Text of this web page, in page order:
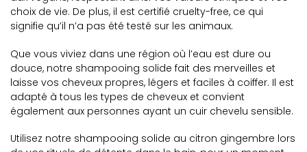
choix de vie. De plus, il est certifié cruelty-free, ce qui
signifie qu’il n’a pas été testé sur les animaux.
Que vous viviez dans une région où l’eau est dure ou
douce, notre shampooing solide fait des merveilles et
laisse vos cheveux propres, légers et faciles à coiffer. Il est
adapté à tous les types de cheveux et convient
également aux personnes ayant un cuir chevelu sensible.
Utilisez notre shampooing solide au citron gingembre lors